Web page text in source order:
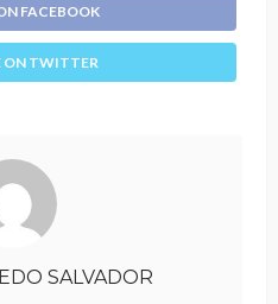
FACEBOOK
ON TWITTER
SALVADOR